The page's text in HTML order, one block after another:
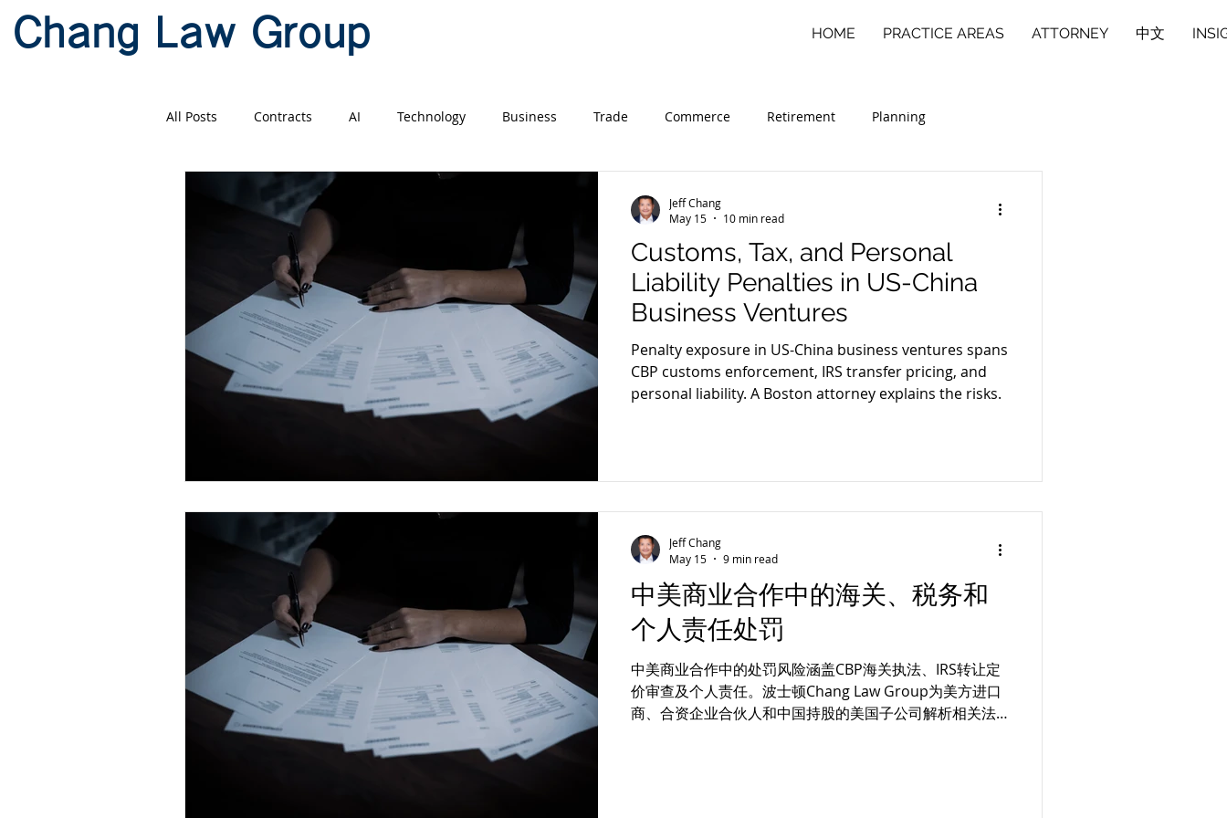
Chang Law Group HOME PRACTICE AREAS ATTORNEY 中文
All Posts Contracts AI Technology Business Trade Commerce Retirement Planning
Mandarin
US-China Business 商业
Customs, Tax, and Personal
Liability Penalties in US-China
Business Ventures
Penalty exposure in US-China business ventures spans
CBP customs enforcement, IRS transfer pricing, and
personal liability. A Boston attorney explains the risks.
Jeff Chang
May 15
10 min read
中美商业合作中的海关、税务和
个人责任处罚
中美商业合作中的处罚风险涵盖CBP海关执法、IRS转让定
价审查及个人责任。波士顿Chang Law Group为美方进口
商、合资企业合伙人和中国持股的美国子公司解析相关法
Jeff Chang
May 15
9 min read